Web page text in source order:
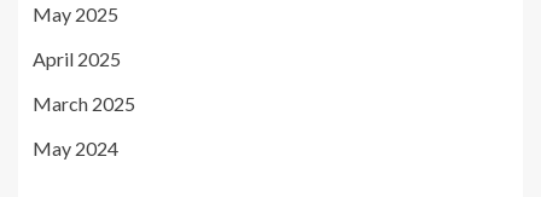
May 2025
April 2025
March 2025
May 2024